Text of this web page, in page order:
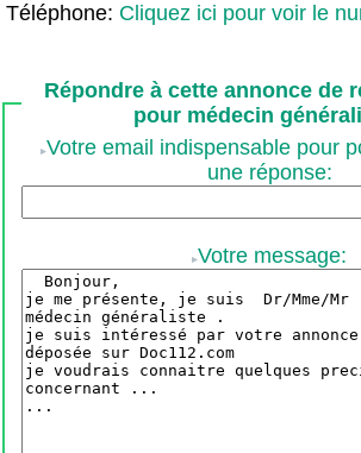
Téléphone: Cliquez ici pour voir le
Répondre à cette annonce de
pour médecin
Votre email indispensable pour
une réponse:
Votre message: